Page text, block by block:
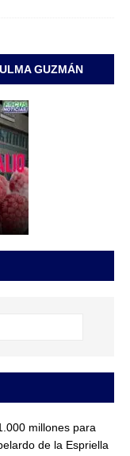
GUZMÁN
millones para
de la Espriella